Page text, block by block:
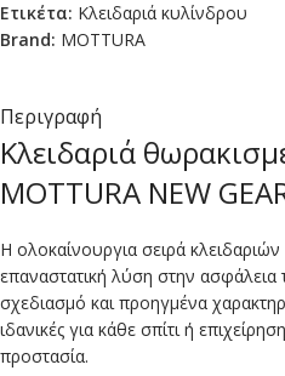
Ετικέτα: Κλειδαριά κυλίνδρου
Brand: MOTTURA
Περιγραφή
Κλειδαριά
MOTTURA NEW
Η ολοκαίνουργια σειρά
επαναστατική λύση στην
σχεδιασμό και προηγμένα
ιδανικές για κάθε σπίτι ή
προστασία.